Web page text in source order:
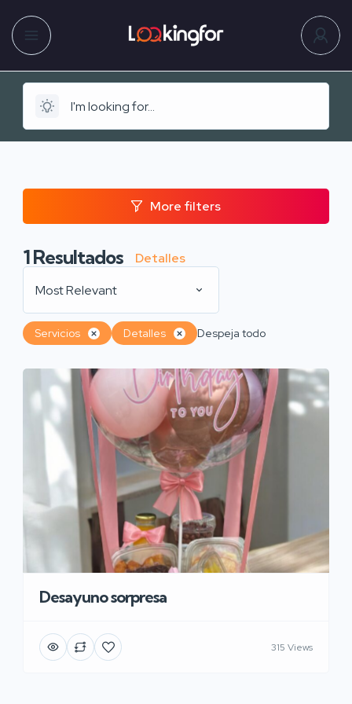
More filters
1Resultados
Detalles
Most Relevant
Servicios Detalles Despeja todo
Desayuno sorpresa
315 Views